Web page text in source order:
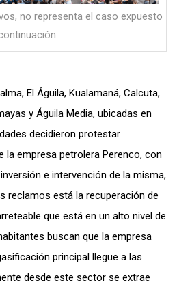
no representa el caso expuesto
El Águila, Kualamaná, Calcuta,
y Águila Media, ubicadas en
decidieron protestar
la empresa petrolera Perenco, con
e intervención de la misma,
reclamos está la recuperación de
que está en un alto nivel de
buscan que la empresa
principal llegue a las
desde este sector se extrae